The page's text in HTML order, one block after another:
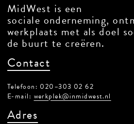
MidWest is een
sociale onderneming,
werkplaats met als doel
de buurt te creëren.
Contact
Telefoon: 020–303 02 62
E-mail: werkplek@inmidwest.nl
Adres